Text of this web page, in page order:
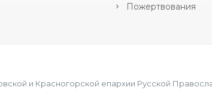
Пожертвования
и Красногорской епархии Русской